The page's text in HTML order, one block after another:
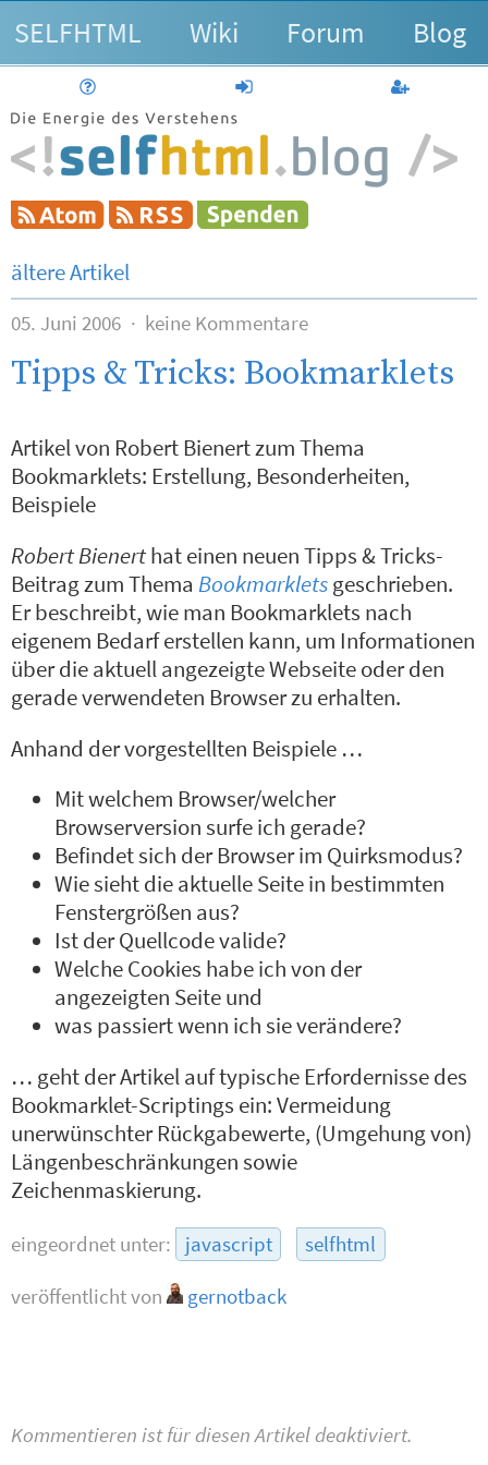
SELFHTML Wiki Forum Blog
anmelden
ältere Artikel
05. Juni 2006 keine Kommentare
Tipps & Tricks: Bookmarklets
Artikel von Robert Bienert zum Thema
Bookmarklets: Erstellung, Besonderheiten,
Beispiele
Robert Bienerthat einen neuen Tipps & Tricks-
Beitrag zum ThemaBookmarkletsgeschrieben.
Er beschreibt, wie man Bookmarklets nach
eigenem Bedarf erstellen kann, um Informationen
über die aktuell angezeigte Webseite oder den
gerade verwendeten Browser zu erhalten.
Anhand der vorgestellten Beispiele …
Mit welchem Browser/welcher
Browserversion surfe ich gerade?
Befindet sich der Browser im Quirksmodus?
Wie sieht die aktuelle Seite in bestimmten
Fenstergrößen aus?
Ist der Quellcode valide?
Welche Cookies habe ich von der
angezeigten Seite und
was passiert wenn ich sie verändere?
… geht der Artikel auf typische Erfordernisse des
Bookmarklet-Scriptings ein: Vermeidung
unerwünschter Rückgabewerte, (Umgehung von)
Längenbeschränkungen sowie
Zeichenmaskierung.
eingeordnet unter: javascript selfhtml
veröffentlicht von gernotback
Kommentieren ist für diesen Artikel deaktiviert.